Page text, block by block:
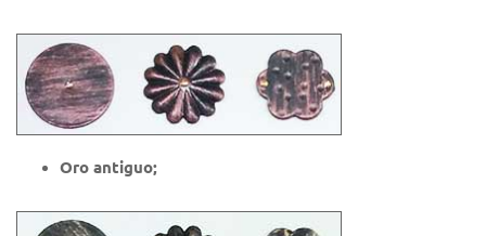
Oro antiguo;